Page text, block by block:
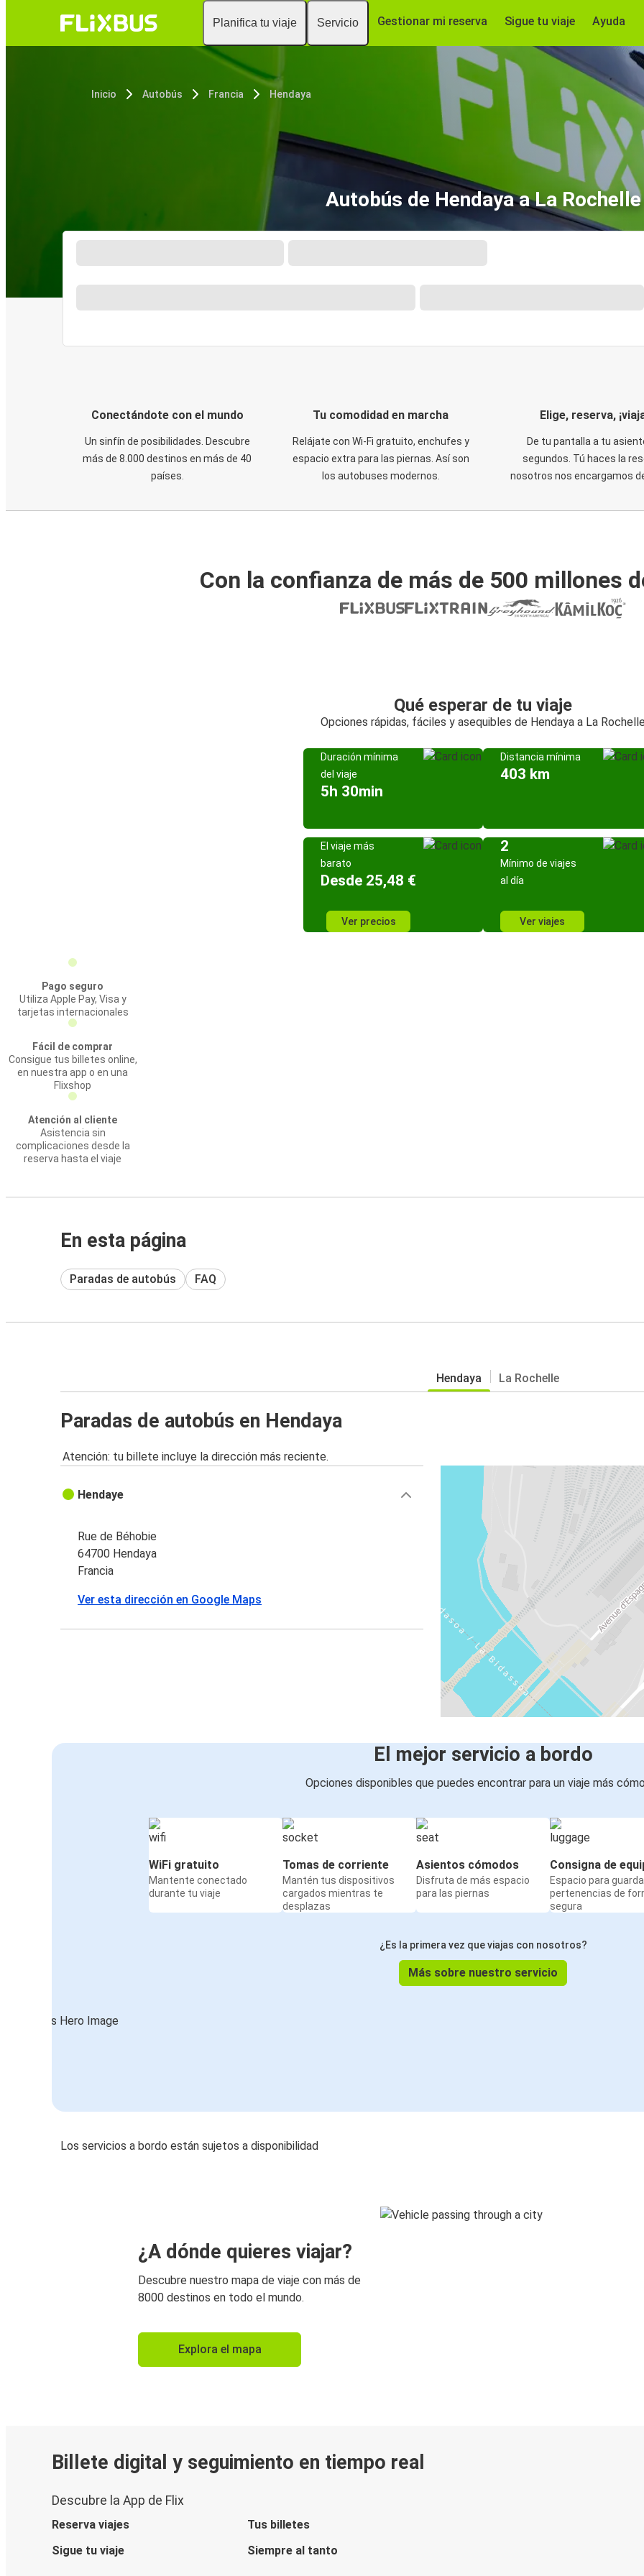
Planifica tu viaje Servicio Gestionar mi reserva Sigue tu viaje Ayuda
Inicio Autobús Francia Hendaya
Autobús de Hendaya a La Rochelle
Conectándote con el mundo
Un sinfín de posibilidades. Descubre
más de 8.000 destinos en más de 40
países.
Tu comodidad en marcha
Relájate con Wi-Fi gratuito, enchufes y
espacio extra para las piernas. Así son
los autobuses modernos.
Elige, reserva,
De tu pantalla a tu
segundos. Tú haces la
nosotros nos encargamos
Con la confianza de más de 500 millones
Qué esperar de tu viaje
Opciones rápidas, fáciles y asequibles de Hendaya a La
Duración mínima
del viaje
5h 30min
Distancia mínima
403 km
El viaje más
barato
Desde 25,48 €
Ver precios
2
Mínimo de viajes
al día
Ver viajes
Pago seguro
Utiliza Apple Pay, Visa y
tarjetas internacionales
Fácil de comprar
Consigue tus billetes online,
en nuestra app o en una
Flixshop
Atención al cliente
Asistencia sin
complicaciones desde la
reserva hasta el viaje
En esta página
Paradas de autobús FAQ
Hendaya La Rochelle
Paradas de autobús en Hendaya
Atención: tu billete incluye la dirección más reciente.
Hendaye
Rue de Béhobie
64700 Hendaya
Francia
Ver esta dirección en Google Maps
El mejor servicio a bordo
Opciones disponibles que puedes encontrar para un viaje más
WiFi gratuito
Mantente conectado
durante tu viaje
Tomas de corriente
Mantén tus dispositivos
cargados mientras te
desplazas
Asientos cómodos
Disfruta de más espacio
para las piernas
Consigna de
Espacio para
pertenencias de
segura
¿Es la primera vez que viajas con nosotros?
Más sobre nuestro servicio
Los servicios a bordo están sujetos a disponibilidad
¿A dónde quieres viajar?
Descubre nuestro mapa de viaje con más de
8000 destinos en todo el mundo.
Explora el mapa
Billete digital y seguimiento en tiempo real
Descubre la App de Flix
Reserva viajes
Tus billetes
Sigue tu viaje
Siempre al tanto